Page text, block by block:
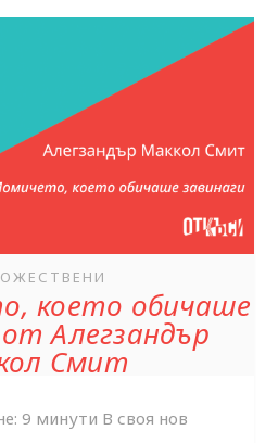
което обичаше
от Алегзандър
Смит
9 минути В своя нов